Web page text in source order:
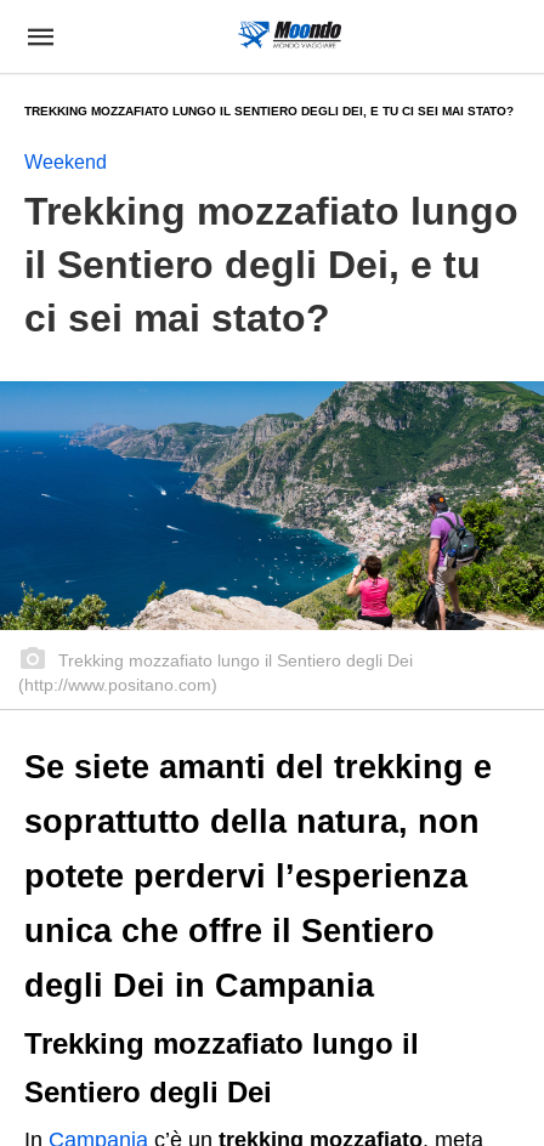
TREKKING MOZZAFIATO LUNGO IL SENTIERO DEGLI DEI, E TU CI SEI MAI STATO?
Weekend
Trekking mozzafiato lungo
il Sentiero degli Dei, e tu
ci sei mai stato?
Trekking mozzafiato lungo il Sentiero degli Dei
(http://www.positano.com)
Se siete amanti del trekking e
soprattutto della natura, non
potete perdervi l’esperienza
unica che offre il Sentiero
degli Dei in Campania
Trekking mozzafiato lungo il
Sentiero degli Dei
In Campania c’è un trekking mozzafiato, meta